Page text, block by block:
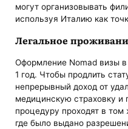
могут организовывать
используя Италию как
Легальное
Оформление Nomad визы
1 год. Чтобы продлить
непрерывный доход от
медицинскую страховку
процедуру проходят в
где было выдано